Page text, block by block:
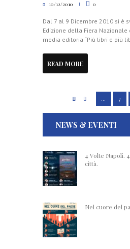
10/12/2010 0
Dal 7 al 9 Dicembre 2010 si è
Edizione della Fiera
media editoria “Più libri e più
READ MORE
… 7
NEWS & EVENTI
4 Volte Napoli.
città.
Nel cuore del